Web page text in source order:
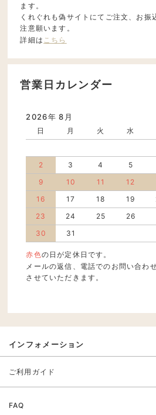
ます。
くれぐれも偽サイトにてご注文、お振
注意願います。
詳細は こちら
営業日カレンダー
2026年 8月
日 月 火 水
2
3 4 5
9
10 11 12
16
17 18 19
23
24 25 26
30
31
赤色の日が定休日です。
メールの返信、電話でのお問い合わ
させていただきます。
インフォメーション
ご利用ガイド
FAQ